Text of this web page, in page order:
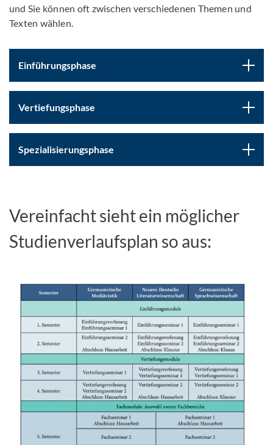
und Sie können oft zwischen verschiedenen Themen und
Texten wählen.
Einführungsphase
Vertiefungsphase
Spezialisierungsphase
Vereinfacht sieht ein möglicher
Studienverlaufsplan so aus: